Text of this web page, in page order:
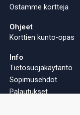
Ostamme kortteja
Ohjeet
Korttien kunto-opas
Info
Tietosuojakäytäntö
Sopimusehdot
Palautukset